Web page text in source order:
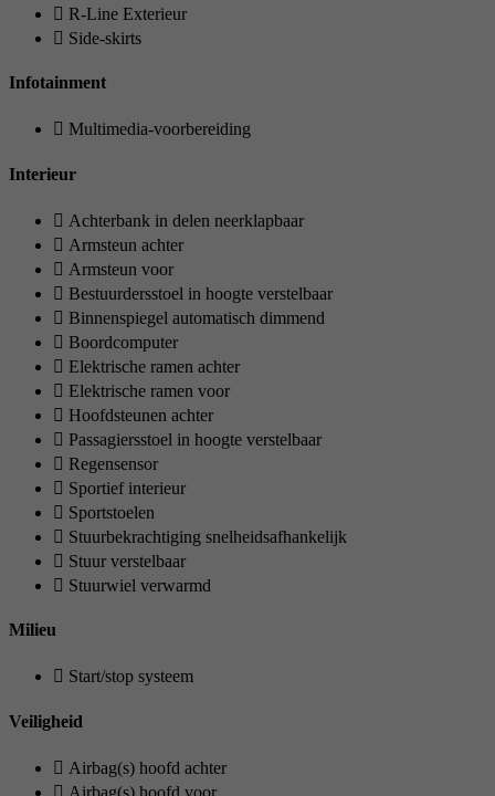
R-Line Exterieur
Side-skirts
Infotainment
Multimedia-voorbereiding
Interieur
Achterbank in delen neerklapbaar
Armsteun achter
Armsteun voor
Bestuurdersstoel in hoogte verstelbaar
Binnenspiegel automatisch dimmend
Boordcomputer
Elektrische ramen achter
Elektrische ramen voor
Hoofdsteunen achter
Passagiersstoel in hoogte verstelbaar
Regensensor
Sportief interieur
Sportstoelen
Stuurbekrachtiging snelheidsafhankelijk
Stuur verstelbaar
Stuurwiel verwarmd
Milieu
Start/stop systeem
Veiligheid
Airbag(s) hoofd achter
Airbag(s) hoofd voor